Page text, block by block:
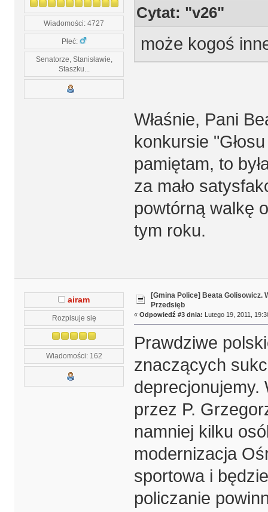
Wiadomości: 4727
Płeć:
Senatorze, Stanisławie,
Staszku...
Cytat: "v26"
może kogoś
Właśnie, Pani
konkursie
pamiętam, to
za mało
powtórną walkę
tym roku.
airam
Rozpisuje się
Wiadomości: 162
[Gmina Police] Beata Golisowicz.
Przedsięb
« Odpowiedź #3 dnia: Lutego 19, 2011,
Prawdziwe
znaczących
deprecjonujemy.
przez P.
namniej kilku
modernizacja
sportowa i
policzanie